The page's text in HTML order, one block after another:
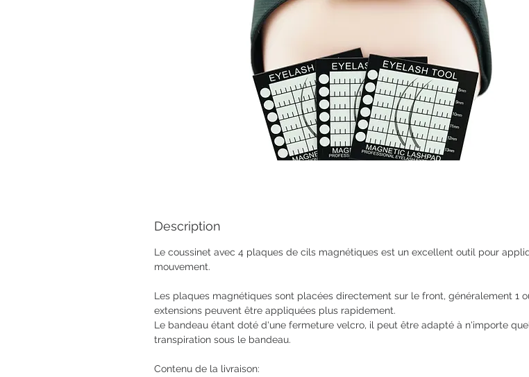
Description
Le coussinet avec 4 plaques de cils magnétiques est un excellent outil pour
mouvement.
Les plaques magnétiques sont placées directement sur le front, généralement 1
extensions peuvent être appliquées plus rapidement.
Le bandeau étant doté d'une fermeture velcro, il peut être adapté à n'importe
transpiration sous le bandeau.
Contenu de la livraison: